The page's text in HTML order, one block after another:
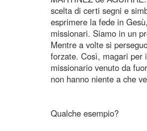
scelta di certi segni e
esprimere la fede in
missionari. Siamo in un
Mentre a volte si
forzate. Così, magari per
missionario venuto da
non hanno niente a che
Qualche esempio?